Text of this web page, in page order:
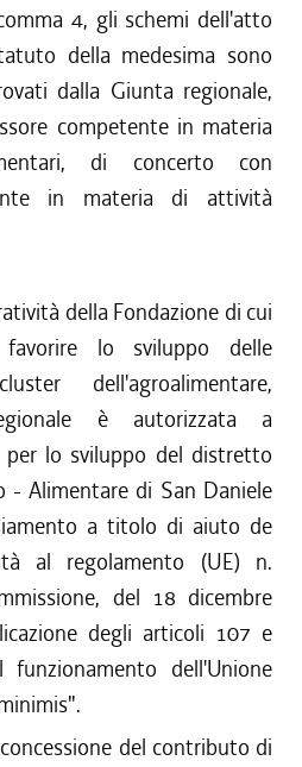
4, gli schemi dell'atto
della medesima sono
dalla Giunta regionale,
competente in materia
di concerto con
in materia di attività
della Fondazione di cui
lo sviluppo delle
dell'agroalimentare,
è autorizzata a
per lo sviluppo del distretto
- Alimentare di San Daniele
a titolo di aiuto de
al regolamento (UE) n.
del 18 dicembre
degli articoli 107 e
dell'Unione
del contributo di